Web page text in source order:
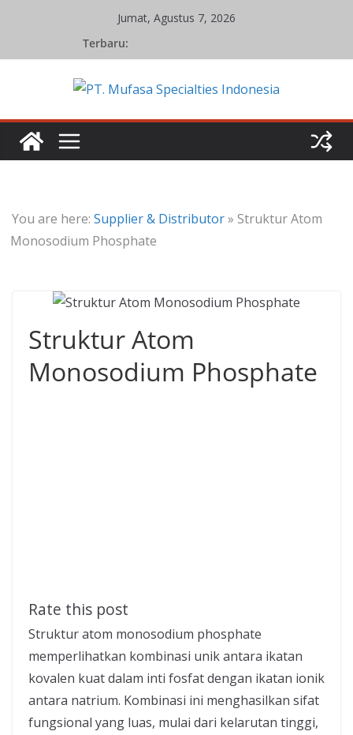
Jumat, Agustus 7, 2026
Terbaru:
You are here: Supplier & Distributor» Struktur Atom
Monosodium Phosphate
Struktur Atom
Monosodium Phosphate
Rate this post
Struktur atom monosodium phosphate
memperlihatkan kombinasi unik antara ikatan
kovalen kuat dalam inti fosfat dengan ikatan ionik
antara natrium. Kombinasi ini menghasilkan sifat
fungsional yang luas, mulai dari kelarutan tinggi,